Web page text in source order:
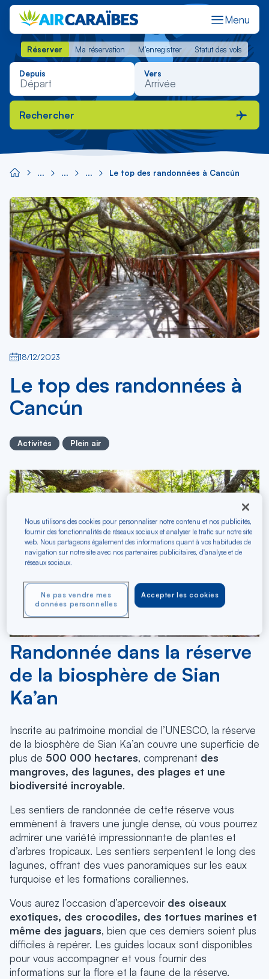
Menu
Réserver Ma réservation M'enregistrer Statut des vols
Réserver Ma réservation M'enregistrer Statut des vols
Depuis Vers
Rechercher
Le top des randonnées à Cancún
Image
principale
18/12/2023
Le top des randonnées à
Cancún
Activités Plein air
Randonnée dans la réserve
de la biosphère de Sian
Ka’an
Inscrite au patrimoine mondial de l’UNESCO, la réserve
de la biosphère de Sian Ka’an couvre une superficie de
plus de 500 000 hectares, comprenant des
mangroves, des lagunes, des plages et une
biodiversité incroyable.
Les sentiers de randonnée de cette réserve vous
emmènent à travers une jungle dense, où vous pourrez
admirer une variété impressionnante de plantes et
d’arbres tropicaux. Les sentiers serpentent le long des
lagunes, offrant des vues panoramiques sur les eaux
turquoise et les formations coralliennes.
Vous aurez l’occasion d’apercevoir des oiseaux
exotiques, des crocodiles, des tortues marines et
même des jaguars, bien que ces derniers soient plus
difficiles à repérer. Les guides locaux sont disponibles
pour vous accompagner et vous fournir des
informations sur la flore et la faune de la réserve.
Nous utilisons des cookies pour personnaliser notre contenu et nos publicités,
fournir des fonctionnalités de réseaux sociaux et analyser le trafic sur notre site
web. Nous partageons également des informations quant à vos habitudes de
navigation sur notre site avec nos partenaires publicitaires, d'analyse et de
réseaux sociaux.
Accepter les cookies
Ne pas vendre mes
données personnelles